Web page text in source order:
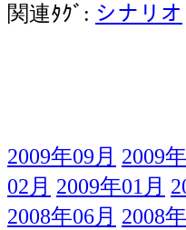
関連ﾀｸﾞ: シナリオ
2009年09月 2009
02月 2009年01月
2008年06月 2008